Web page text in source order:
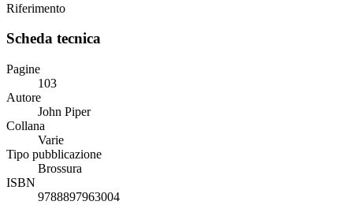
Riferimento
Scheda tecnica
Pagine
103
Autore
John Piper
Collana
Varie
Tipo pubblicazione
Brossura
ISBN
9788897963004